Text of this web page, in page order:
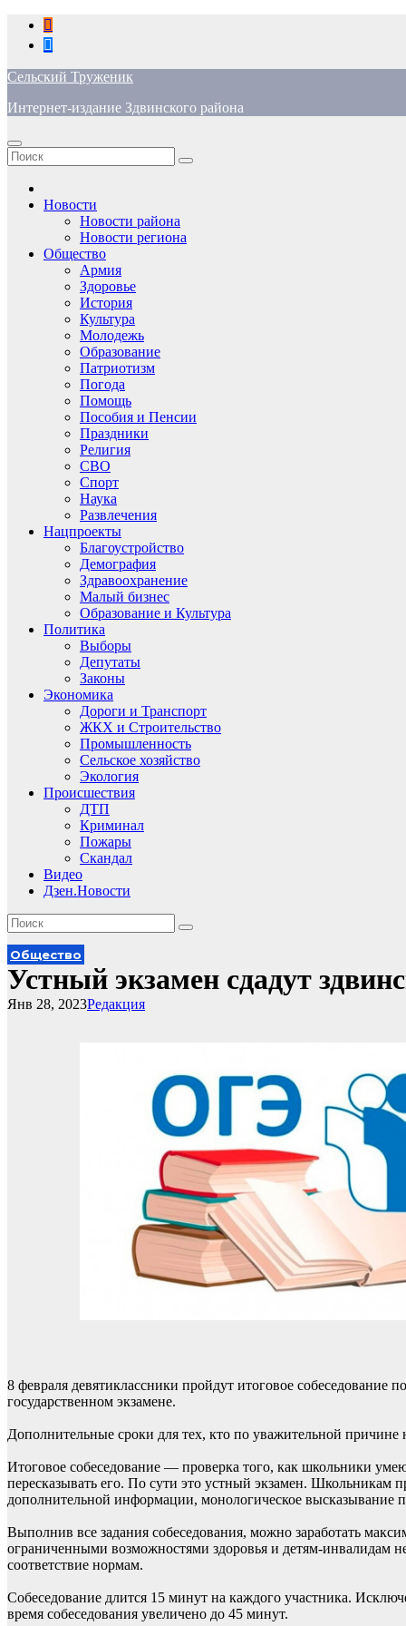
Перейти
содержимому
Сельский Труженик
Интернет-издание Здвинского района
Новости
Новости района
Новости региона
Общество
Армия
Здоровье
История
Культура
Молодежь
Образование
Патриотизм
Погода
Помощь
Пособия и Пенсии
Праздники
Религия
СВО
Спорт
Наука
Развлечения
Нацпроекты
Благоустройство
Демография
Здравоохранение
Малый бизнес
Образование и Культура
Политика
Выборы
Депутаты
Законы
Экономика
Дороги и Транспорт
ЖКХ и Строительство
Промышленность
Сельское хозяйство
Экология
Происшествия
ДТП
Криминал
Пожары
Скандал
Видео
Дзен.Новости
Общество
Устный экзамен сдадут
Редакция
Янв 28, 2023
8 февраля девятиклассники пройдут итоговое собеседование
государственном экзамене.
Дополнительные сроки для тех, кто по уважительной
Итоговое собеседование — проверка того, как школьники
пересказывать его. По сути это устный экзамен. Школьникам
дополнительной информации, монологическое высказывание
Выполнив все задания собеседования, можно заработать
ограниченными возможностями здоровья и детям-инвалидам
соответствие нормам.
Собеседование длится 15 минут на каждого участника.
время собеседования увеличено до 45 минут.